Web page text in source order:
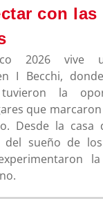
con las
2026 vive
I Becchi,
tuvieron la
que
Desde la casa
del sueño de